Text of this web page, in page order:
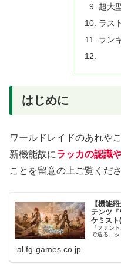
超大
ラス
ラン
はじめに
ワールドレイドのあれや
新機能故にラッカの認識
ことを留意の上ご覧くださ
【機能
テンツ『
ケミスト
『ファン
で送る、
al.fg-games.co.jp